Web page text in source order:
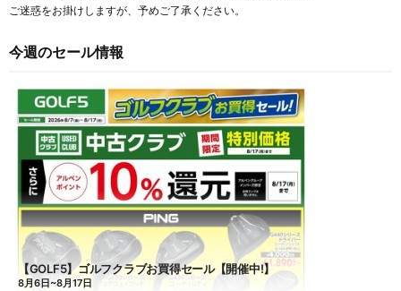
ご迷惑をお掛けしますが、予めご了承ください。
今週のセール情報